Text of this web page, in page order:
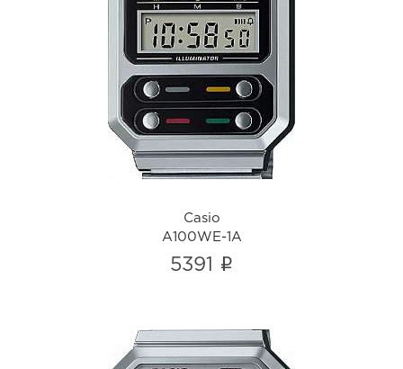
Casio
A100WE-1A
i
Casio
A100WE-1A
5391 i